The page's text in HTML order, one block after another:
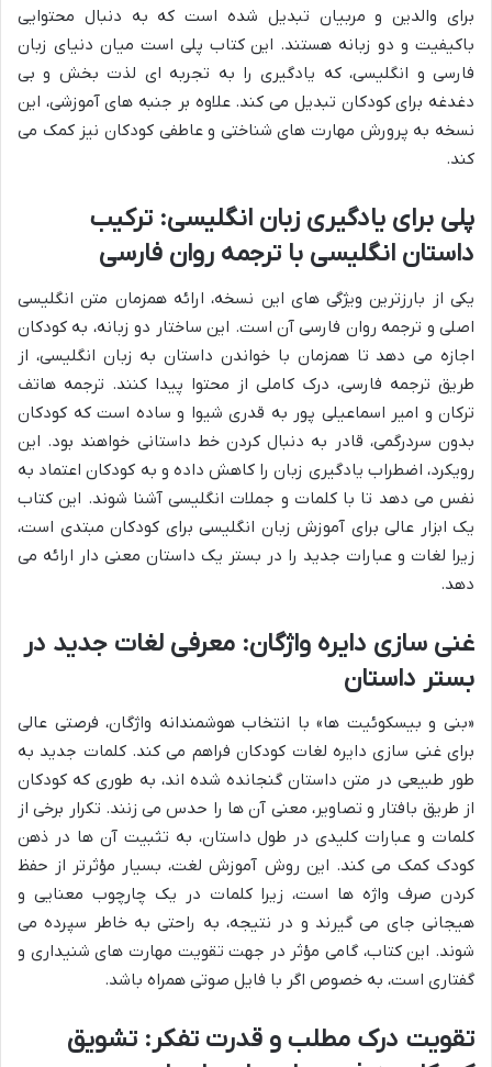
برای والدین و مربیان تبدیل شده است که به دنبال محتوایی
باکیفیت و دو زبانه هستند. این کتاب پلی است میان دنیای زبان
فارسی و انگلیسی، که یادگیری را به تجربه ای لذت بخش و بی
دغدغه برای کودکان تبدیل می کند. علاوه بر جنبه های آموزشی، این
نسخه به پرورش مهارت های شناختی و عاطفی کودکان نیز کمک می
کند.
پلی برای یادگیری زبان انگلیسی: ترکیب
داستان انگلیسی با ترجمه روان فارسی
یکی از بارزترین ویژگی های این نسخه، ارائه همزمان متن انگلیسی
اصلی و ترجمه روان فارسی آن است. این ساختار دو زبانه، به کودکان
اجازه می دهد تا همزمان با خواندن داستان به زبان انگلیسی، از
طریق ترجمه فارسی، درک کاملی از محتوا پیدا کنند. ترجمه هاتف
ترکان و امیر اسماعیلی پور به قدری شیوا و ساده است که کودکان
بدون سردرگمی، قادر به دنبال کردن خط داستانی خواهند بود. این
رویکرد، اضطراب یادگیری زبان را کاهش داده و به کودکان اعتماد به
نفس می دهد تا با کلمات و جملات انگلیسی آشنا شوند. این کتاب
یک ابزار عالی برای آموزش زبان انگلیسی برای کودکان مبتدی است،
زیرا لغات و عبارات جدید را در بستر یک داستان معنی دار ارائه می
دهد.
غنی سازی دایره واژگان: معرفی لغات جدید در
بستر داستان
«بنی و بیسکوئیت ها» با انتخاب هوشمندانه واژگان، فرصتی عالی
برای غنی سازی دایره لغات کودکان فراهم می کند. کلمات جدید به
طور طبیعی در متن داستان گنجانده شده اند، به طوری که کودکان
از طریق بافتار و تصاویر، معنی آن ها را حدس می زنند. تکرار برخی از
کلمات و عبارات کلیدی در طول داستان، به تثبیت آن ها در ذهن
کودک کمک می کند. این روش آموزش لغت، بسیار مؤثرتر از حفظ
کردن صرف واژه ها است، زیرا کلمات در یک چارچوب معنایی و
هیجانی جای می گیرند و در نتیجه، به راحتی به خاطر سپرده می
شوند. این کتاب، گامی مؤثر در جهت تقویت مهارت های شنیداری و
گفتاری است، به خصوص اگر با فایل صوتی همراه باشد.
تقویت درک مطلب و قدرت تفکر: تشویق